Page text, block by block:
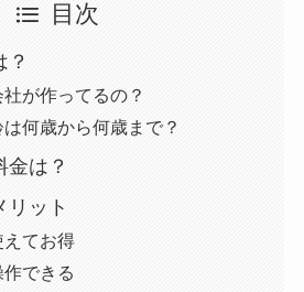
目次
？
が作ってるの？
何歳から何歳まで？
金は？
リット
てお得
できる